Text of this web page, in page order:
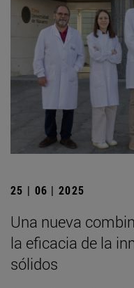
25 | 06 | 2025
Una nueva
la eficacia de la
sólidos